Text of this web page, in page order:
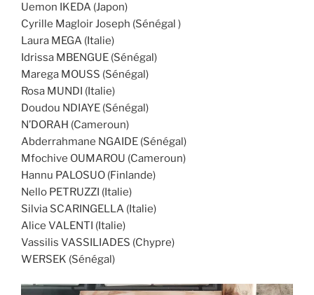
Uemon IKEDA (Japon)
Cyrille Magloir Joseph (Sénégal )
Laura MEGA (Italie)
Idrissa MBENGUE (Sénégal)
Marega MOUSS (Sénégal)
Rosa MUNDI (Italie)
Doudou NDIAYE (Sénégal)
N’DORAH (Cameroun)
Abderrahmane NGAIDE (Sénégal)
Mfochive OUMAROU (Cameroun)
Hannu PALOSUO (Finlande)
Nello PETRUZZI (Italie)
Silvia SCARINGELLA (Italie)
Alice VALENTI (Italie)
Vassilis VASSILIADES (Chypre)
WERSEK (Sénégal)